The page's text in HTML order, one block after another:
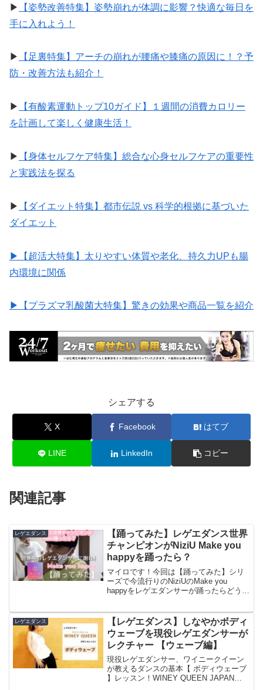
▶︎
【姿勢改善特集】姿勢崩れが体調に影響？快適な毎日を
手に入れよう！
▶︎
【足裏特集】アーチの崩れが腰痛や膝痛の原因に！？予
防・改善方法も紹介！
▶︎
【有酸素運動トップ10ガイド】１週間の消費カロリー
を計画して楽しく健康生活！
▶︎
【身体セルフケア特集】総合な心身セルフケアの重要性
と実践法を探る
▶︎
【ダイエット特集】都市伝説 vs 科学的根拠に基づいた
ダイエット
▶︎【超活大特集】太りやすい体質や老化、持久力UPも腸
内環境に関係
▶︎【プラズマ乳酸菌大特集】驚きの効果や商品一覧を紹介
シェアする
X Facebook はてブ
LINE LinkedIn コピー
関連記事
レゲエダンス
【踊ってみた】レゲエダンス世界
チャンピオンがNiziU Make you
happyを踊ったら？
マイロです！今回は【踊ってみた】シリ
ーズで今流行りのNiziUのMake you
happyをレゲエダンサーが踊ったらどうな
TwitterInstagram-----------...
レゲエダンス
【レゲエダンス】しなやかボディ
ウェーブを現役レゲエダンサーが
レクチャー 【ウェーブ編】
現役レゲエダンサー、ワイニークイーン
が教えるダンスの基本【 ボディウェーブ
】レッスン！WINEY QUEEN JAPAN